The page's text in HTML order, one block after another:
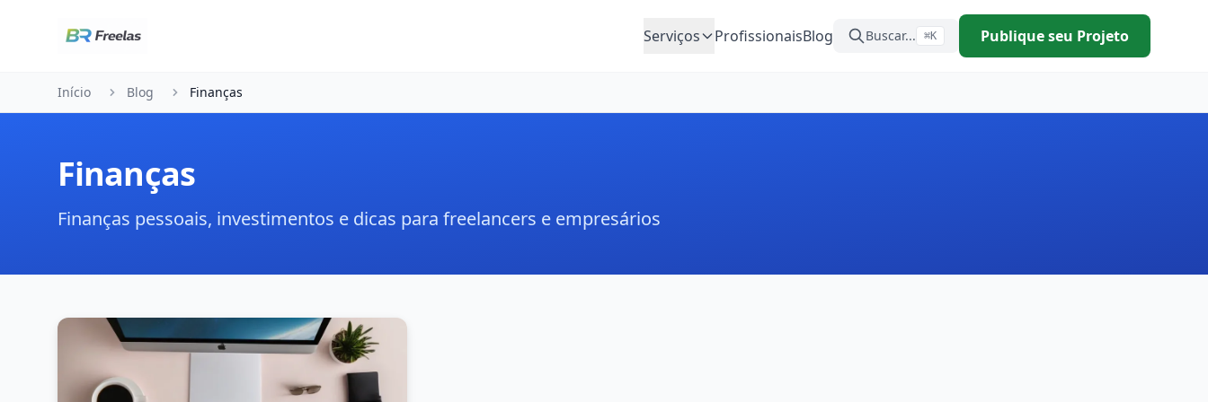
Serviços
ProfissionaisBlog Buscar... ⌘K Publique seu Projeto
Início Blog Finanças
Finanças
Finanças pessoais, investimentos e dicas para freelancers e empresários